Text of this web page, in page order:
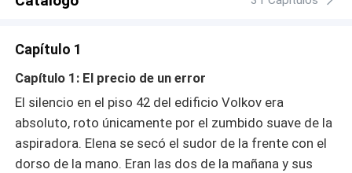
Capítulo 1
Capítulo 1: El precio de un error
El silencio en el piso 42 del edificio Volkov era
absoluto, roto únicamente por el zumbido suave de la
aspiradora. Elena se secó el sudor de la frente con el
dorso de la mano. Eran las dos de la mañana y sus